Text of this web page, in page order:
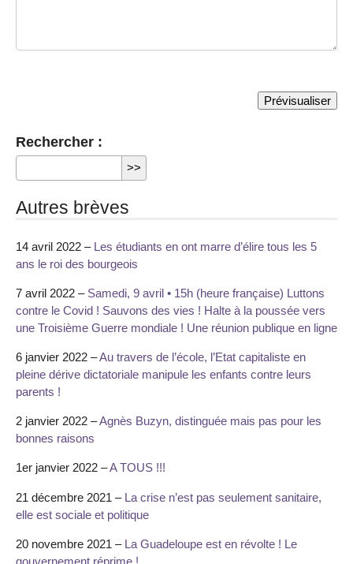
Rechercher :
Autres brèves
14 avril 2022 – Les étudiants en ont marre d’élire tous les 5
ans le roi des bourgeois
7 avril 2022 – Samedi, 9 avril • 15h (heure française) Luttons
contre le Covid ! Sauvons des vies ! Halte à la poussée vers
une Troisième Guerre mondiale ! Une réunion publique en ligne
6 janvier 2022 –Au travers de l’école, l’Etat capitaliste en
pleine dérive dictatoriale manipule les enfants contre leurs
parents !
2 janvier 2022 –Agnès Buzyn, distinguée mais pas pour les
bonnes raisons
1er janvier 2022 –A TOUS !!!
21 décembre 2021 – La crise n’est pas seulement sanitaire,
elle est sociale et politique
20 novembre 2021 – La Guadeloupe est en révolte ! Le
gouvernement réprime !